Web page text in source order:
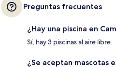
Preguntas frecuentes
¿Hay una piscina en
Sí, hay 3 piscinas al aire libre.
¿Se aceptan mascotas